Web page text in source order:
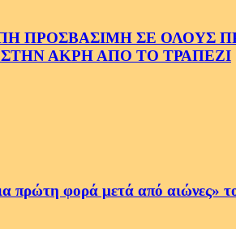
ΣΕ ΟΛΟΥΣ
ΑΚΡΗ ΑΠΟ ΤΟ ΤΡΑΠΕΖΙ
πρώτη φορά μετά από αιώνες»